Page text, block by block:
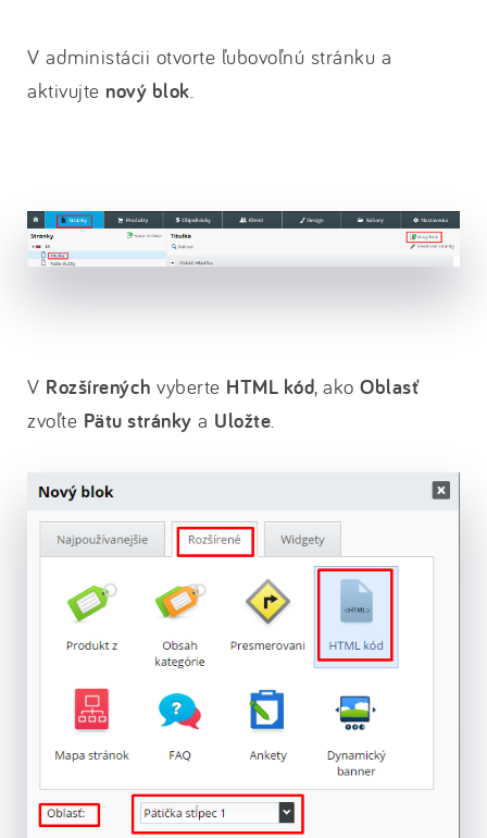
V administácii otvorte ľubovoľnú stránku a
aktivujte nový blok.
V Rozšírených vyberte HTML kód, ako Oblasť
zvoľte Pätu stránky a Uložte.